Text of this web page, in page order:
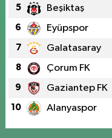
5 Beşiktaş
6 Eyüpspor
7 Galatasaray
8 Çorum FK
9 Gaziantep FK
10 Alanyaspor